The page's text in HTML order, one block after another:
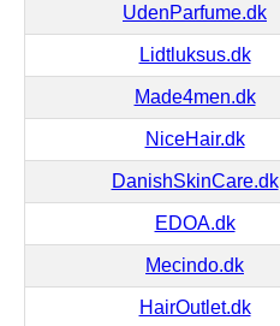
UdenParfume.dk
Lidtluksus.dk
Made4men.dk
NiceHair.dk
DanishSkinCare.dk
EDOA.dk
Mecindo.dk
HairOutlet.dk